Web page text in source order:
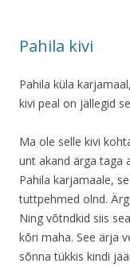
Pahila kivi
Pahila küla
kivi peal on jällegid
Ma ole selle kivi
unt akand ärga taga
Pahila karjamaale,
tuttpehmed olnd.
Ning võtndkid siis
kõri maha. See ärja
sõnna tükkis kindi